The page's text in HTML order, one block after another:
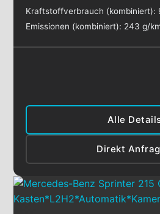
Kraftstoffverbrauch (kombiniert):
Emissionen (kombiniert): 243 g/
Alle
Direkt